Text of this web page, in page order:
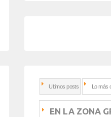
Ultimos posts Lo más
EN LA ZONA